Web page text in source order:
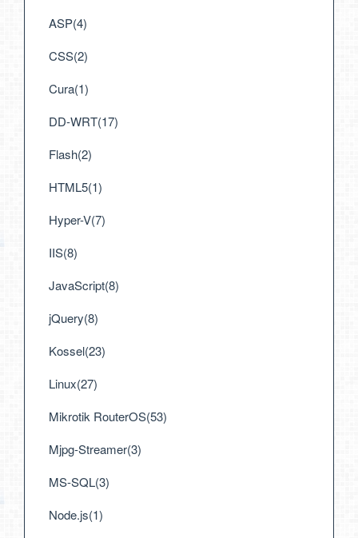
ASP(4)
CSS(2)
Cura(1)
DD-WRT(17)
Flash(2)
HTML5(1)
Hyper-V(7)
IIS(8)
JavaScript(8)
jQuery(8)
Kossel(23)
Linux(27)
Mikrotik RouterOS(53)
Mjpg-Streamer(3)
MS-SQL(3)
Node.js(1)